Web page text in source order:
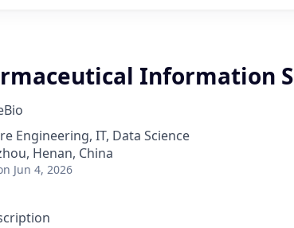
Information
Engineering, IT, Data Science
Henan, China
Jun 4, 2026